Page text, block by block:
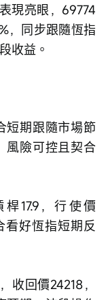
現亮眼，69774
，同步跟隨恆指
收益。
短期跟隨市場節
風險可控且契合
17.9，行使價
看好恆指短期反
收回價24218，